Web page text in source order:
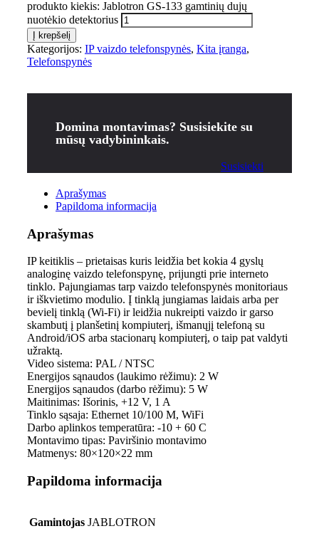
produkto kiekis: Jablotron GS-133 gamtinių dujų
nuotėkio detektorius
Į krepšelį
Kategorijos: IP vaizdo telefonspynės, Kita įranga,
Telefonspynės
Domina montavimas? Susisiekite su
mūsų vadybininkais.
Susisiekti
Aprašymas
Papildoma informacija
Aprašymas
IP keitiklis – prietaisas kuris leidžia bet kokia 4 gyslų
analoginę vaizdo telefonspynę, prijungti prie interneto
tinklo. Pajungiamas tarp vaizdo telefonspynės monitoriaus
ir iškvietimo modulio. Į tinklą jungiamas laidais arba per
bevielį tinklą (Wi-Fi) ir leidžia nukreipti vaizdo ir garso
skambutį į planšetinį kompiuterį, išmanųjį telefoną su
Android/iOS arba stacionarų kompiuterį, o taip pat valdyti
užraktą.
Video sistema: PAL / NTSC
Energijos sąnaudos (laukimo rėžimu): 2 W
Energijos sąnaudos (darbo rėžimu): 5 W
Maitinimas: Išorinis, +12 V, 1 A
Tinklo sąsaja: Ethernet 10/100 M, WiFi
Darbo aplinkos temperatūra: -10 + 60 C
Montavimo tipas: Paviršinio montavimo
Matmenys: 80×120×22 mm
Papildoma informacija
Gamintojas JABLOTRON